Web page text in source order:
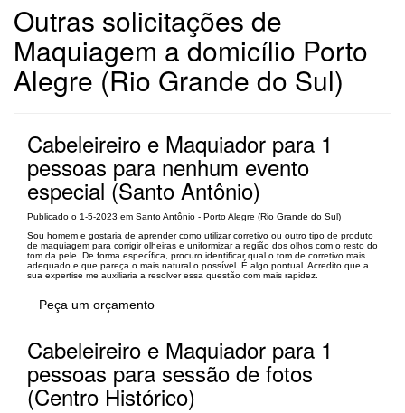
Outras solicitações de
Maquiagem a domicílio Porto
Alegre (Rio Grande do Sul)
Cabeleireiro e Maquiador para 1
pessoas para nenhum evento
especial (Santo Antônio)
Publicado o 1-5-2023 em Santo Antônio - Porto Alegre (Rio Grande do Sul)
Sou homem e gostaria de aprender como utilizar corretivo ou outro tipo de produto
de maquiagem para corrigir olheiras e uniformizar a região dos olhos com o resto do
tom da pele. De forma específica, procuro identificar qual o tom de corretivo mais
adequado e que pareça o mais natural o possível. É algo pontual. Acredito que a
sua expertise me auxiliaria a resolver essa questão com mais rapidez.
Peça um orçamento
Cabeleireiro e Maquiador para 1
pessoas para sessão de fotos
(Centro Histórico)